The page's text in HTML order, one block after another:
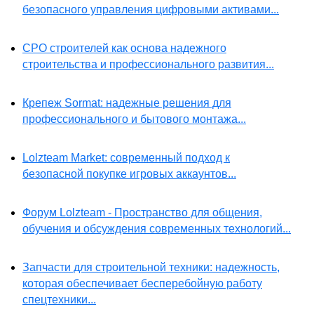
безопасного управления цифровыми активами...
СРО строителей как основа надежного
строительства и профессионального развития...
Крепеж Sormat: надежные решения для
профессионального и бытового монтажа...
Lolzteam Market: современный подход к
безопасной покупке игровых аккаунтов...
Форум Lolzteam - Пространство для общения,
обучения и обсуждения современных технологий...
Запчасти для строительной техники: надежность,
которая обеспечивает бесперебойную работу
спецтехники...